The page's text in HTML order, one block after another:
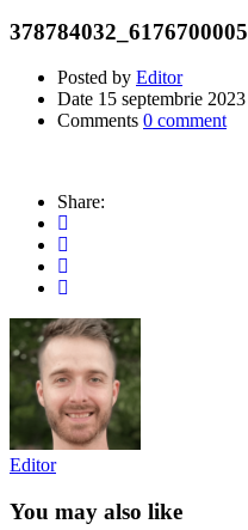
Posted by Editor
Date 15 septembrie 2023
Comments 0 comment
Share:
Editor
You may also like